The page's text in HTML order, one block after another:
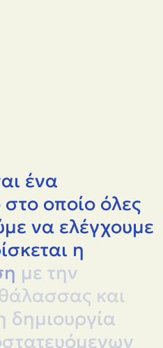
ένα
στο οποίο όλες
να ελέγχουμε
η
με την
και
δημιουργία